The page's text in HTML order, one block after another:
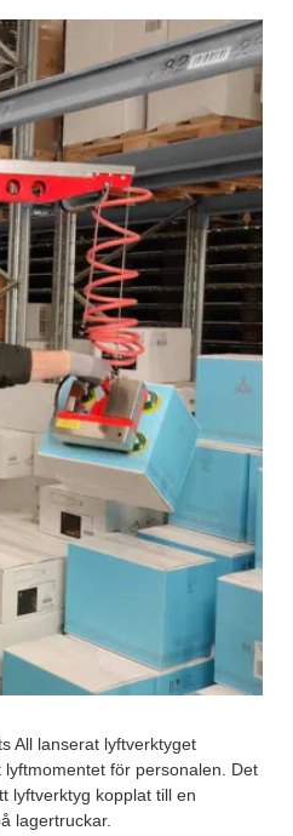
All lanserat lyftverktyget
lyftmomentet för personalen. Det
lyftverktyg kopplat till en
lagertruckar.